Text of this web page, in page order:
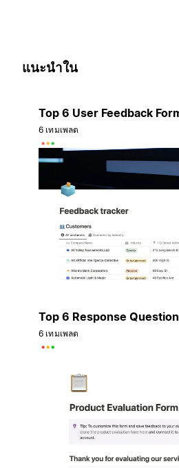
แนะนำใน
Top 6 User Feedback
6 เทมเพลต
Top 6 Response
6 เทมเพลต